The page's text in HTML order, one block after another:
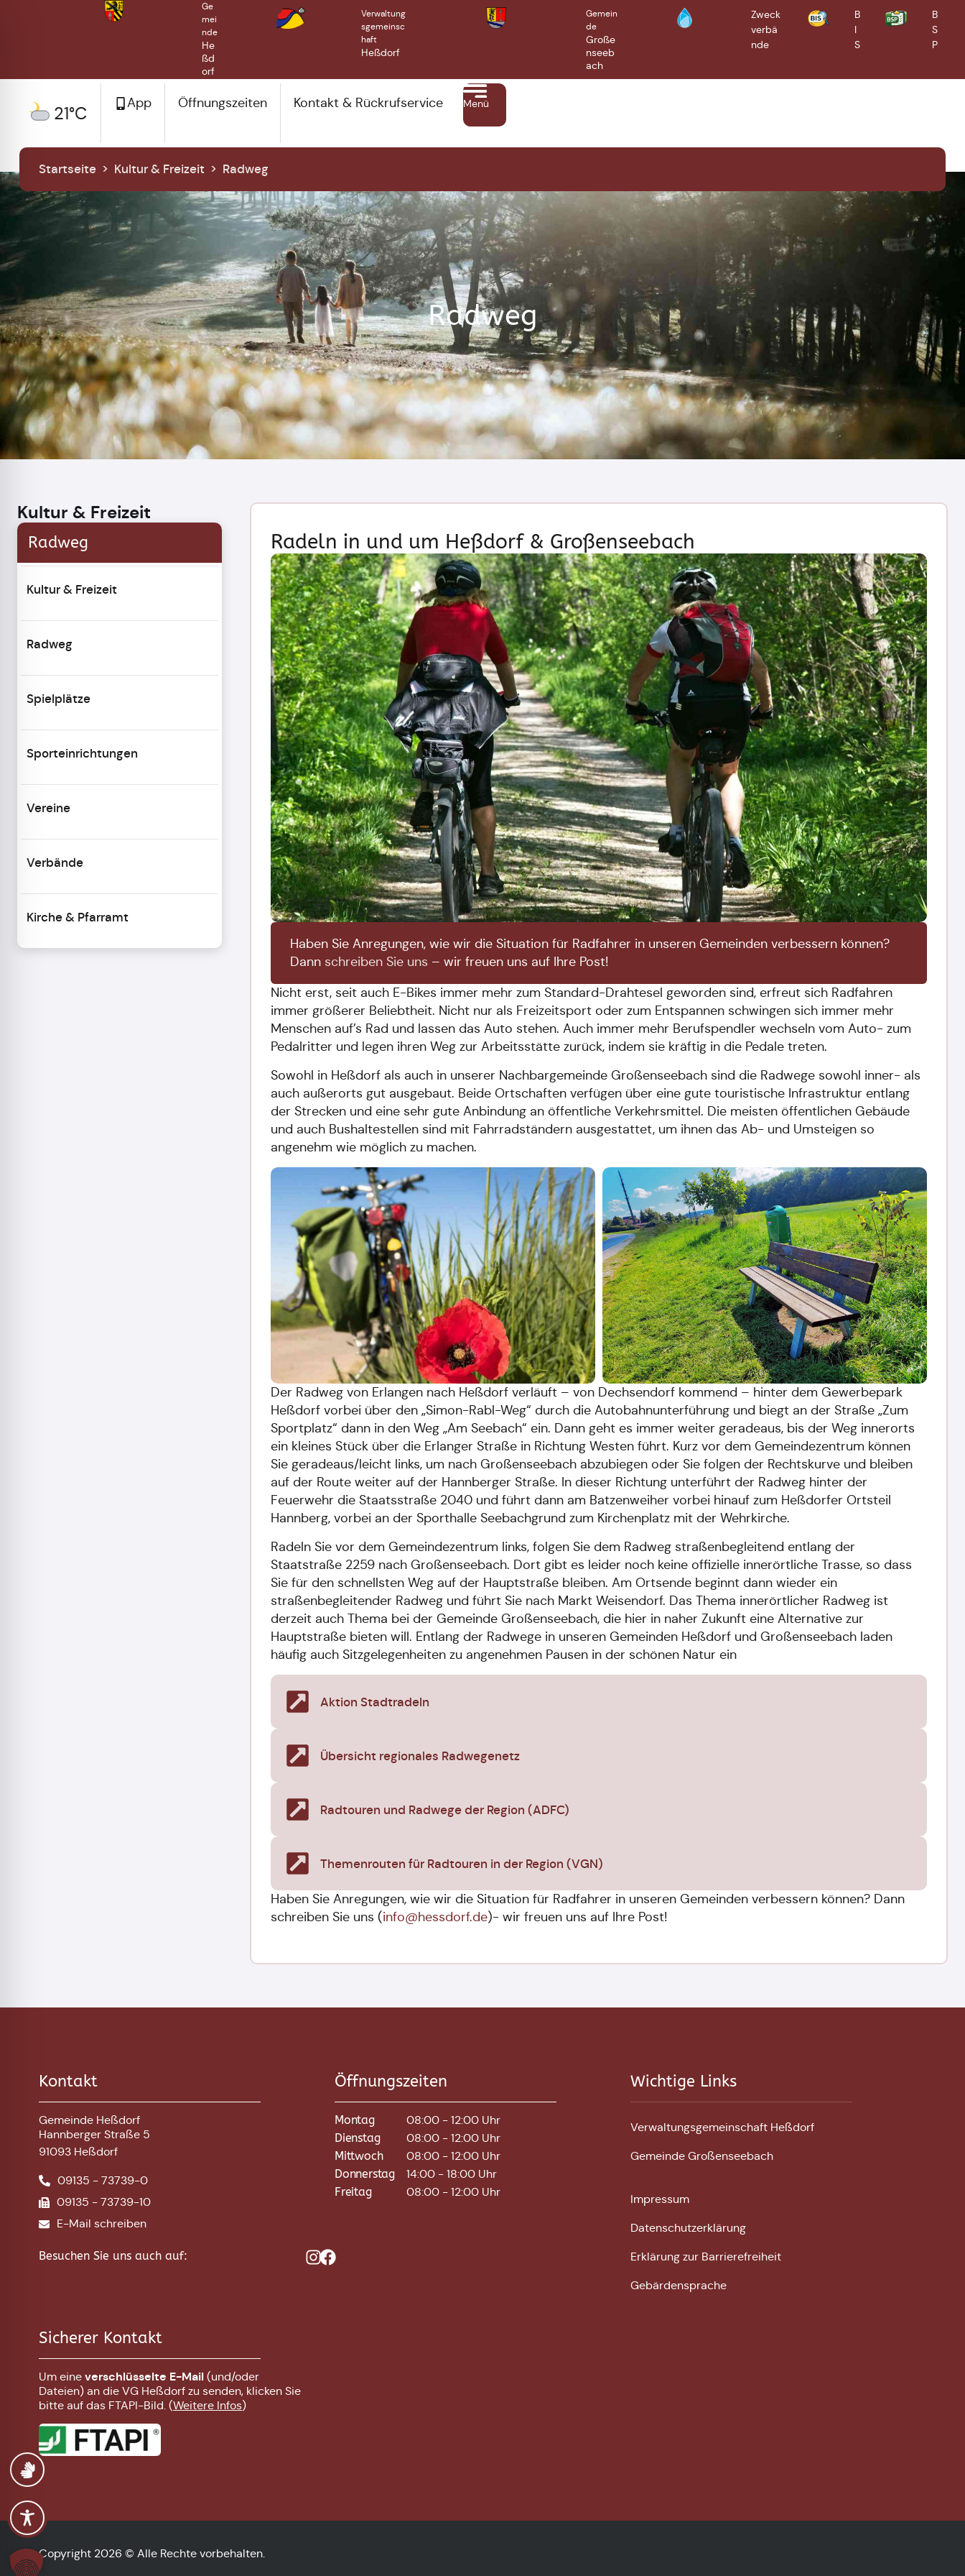
Ge
mei
nde
He
ßd
orf
Verwaltung
sgemeinsc
haft
Heßdorf
Gemein
de
Große
nseeb
ach
Zweck
verbä
nde
B
I
S
Bürgerinformationssyste
B
S
P
Bürgerserviceportal
21°C App Öffnungszeiten Kontakt & Rückrufservice Menü
Startseite > Kultur & Freizeit > Radweg
Radweg
Kultur & Freizeit
Radweg
Kultur & Freizeit
Radweg
Spielplätze
Sporteinrichtungen
Vereine
Verbände
Kirche & Pfarramt
Radeln in und um Heßdorf & Großenseebach
Haben Sie Anregungen, wie wir die Situation für Radfahrer in unseren Gemeinden verbessern können?
Dann schreiben Sie uns – wir freuen uns auf Ihre Post!
Nicht erst, seit auch E-Bikes immer mehr zum Standard-Drahtesel geworden sind, erfreut sich Radfahren
immer größerer Beliebtheit. Nicht nur als Freizeitsport oder zum Entspannen schwingen sich immer mehr
Menschen auf’s Rad und lassen das Auto stehen. Auch immer mehr Berufspendler wechseln vom Auto- zum
Pedalritter und legen ihren Weg zur Arbeitsstätte zurück, indem sie kräftig in die Pedale treten.
Sowohl in Heßdorf als auch in unserer Nachbargemeinde Großenseebach sind die Radwege sowohl inner- als
auch außerorts gut ausgebaut. Beide Ortschaften verfügen über eine gute touristische Infrastruktur entlang
der Strecken und eine sehr gute Anbindung an öffentliche Verkehrsmittel. Die meisten öffentlichen Gebäude
und auch Bushaltestellen sind mit Fahrradständern ausgestattet, um ihnen das Ab- und Umsteigen so
angenehm wie möglich zu machen.
Der Radweg von Erlangen nach Heßdorf verläuft – von Dechsendorf kommend – hinter dem Gewerbepark
Heßdorf vorbei über den „Simon-Rabl-Weg“ durch die Autobahnunterführung und biegt an der Straße „Zum
Sportplatz“ dann in den Weg „Am Seebach“ ein. Dann geht es immer weiter geradeaus, bis der Weg innerorts
ein kleines Stück über die Erlanger Straße in Richtung Westen führt. Kurz vor dem Gemeindezentrum können
Sie geradeaus/leicht links, um nach Großenseebach abzubiegen oder Sie folgen der Rechtskurve und bleiben
auf der Route weiter auf der Hannberger Straße. In dieser Richtung unterführt der Radweg hinter der
Feuerwehr die Staatsstraße 2040 und führt dann am Batzenweiher vorbei hinauf zum Heßdorfer Ortsteil
Hannberg, vorbei an der Sporthalle Seebachgrund zum Kirchenplatz mit der Wehrkirche.
Radeln Sie vor dem Gemeindezentrum links, folgen Sie dem Radweg straßenbegleitend entlang der
Staatstraße 2259 nach Großenseebach. Dort gibt es leider noch keine offizielle innerörtliche Trasse, so dass
Sie für den schnellsten Weg auf der Hauptstraße bleiben. Am Ortsende beginnt dann wieder ein
straßenbegleitender Radweg und führt Sie nach Markt Weisendorf. Das Thema innerörtlicher Radweg ist
derzeit auch Thema bei der Gemeinde Großenseebach, die hier in naher Zukunft eine Alternative zur
Hauptstraße bieten will. Entlang der Radwege in unseren Gemeinden Heßdorf und Großenseebach laden
häufig auch Sitzgelegenheiten zu angenehmen Pausen in der schönen Natur ein
Aktion Stadtradeln
Übersicht regionales Radwegenetz
Radtouren und Radwege der Region (ADFC)
Themenrouten für Radtouren in der Region (VGN)
Haben Sie Anregungen, wie wir die Situation für Radfahrer in unseren Gemeinden verbessern können? Dann
schreiben Sie uns (info@hessdorf.de)- wir freuen uns auf Ihre Post!
Kontakt
Gemeinde Heßdorf
Hannberger Straße 5
91093 Heßdorf
09135 - 73739-0
09135 - 73739-10
E-Mail schreiben
Besuchen Sie uns auch auf:
Öffnungszeiten
Montag
08:00 - 12:00 Uhr
Dienstag
08:00 - 12:00 Uhr
Mittwoch
08:00 - 12:00 Uhr
Donnerstag
14:00 - 18:00 Uhr
Freitag
08:00 - 12:00 Uhr
Wichtige Links
Verwaltungsgemeinschaft Heßdorf
Gemeinde Großenseebach
Impressum
Datenschutzerklärung
Erklärung zur Barrierefreiheit
Gebärdensprache
Sicherer Kontakt
Um eine verschlüsselte E-Mail (und/oder
Dateien) an die VG Heßdorf zu senden, klicken Sie
bitte auf das FTAPI-Bild. (Weitere Infos)
Copyright 2026 © Alle Rechte vorbehalten.